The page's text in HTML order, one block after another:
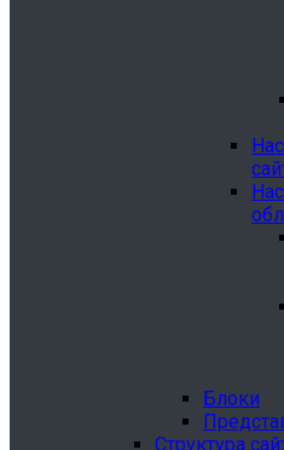
Блоки
Структура